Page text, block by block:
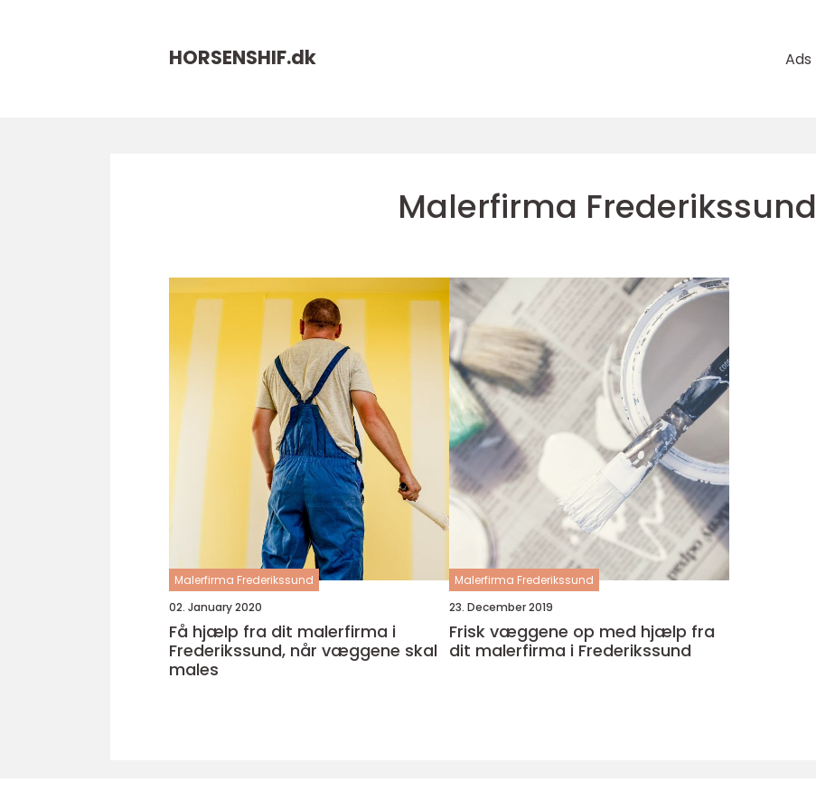
HORSENSHIF.dk Ads
Malerfirma Frederikssund
Malerfirma Frederikssund
02. January 2020
Få hjælp fra dit malerfirma i
Frederikssund, når væggene skal
males
Malerfirma Frederikssund
23. December 2019
Frisk væggene op med hjælp fra
dit malerfirma i Frederikssund